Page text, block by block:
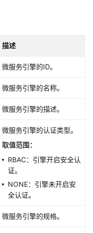
描述
微服务引擎的ID。
微服务引擎的名称。
微服务引擎的描述。
微服务引擎的认证类型。
取值范围：
RBAC：引擎开启安全认
证。
NONE：引擎未开启安
全认证。
微服务引擎的规格。